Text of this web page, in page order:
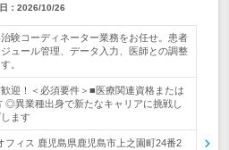
： 2026/10/26
験コーディネーター業務をお任せ。患者
ュール管理、データ入力、医師との調整
。
迎！＜必須要件＞■医療関連資格または
◎異業種出身で新たなキャリアに挑戦し
ます
フィス 鹿児島県鹿児島市上之園町24番2